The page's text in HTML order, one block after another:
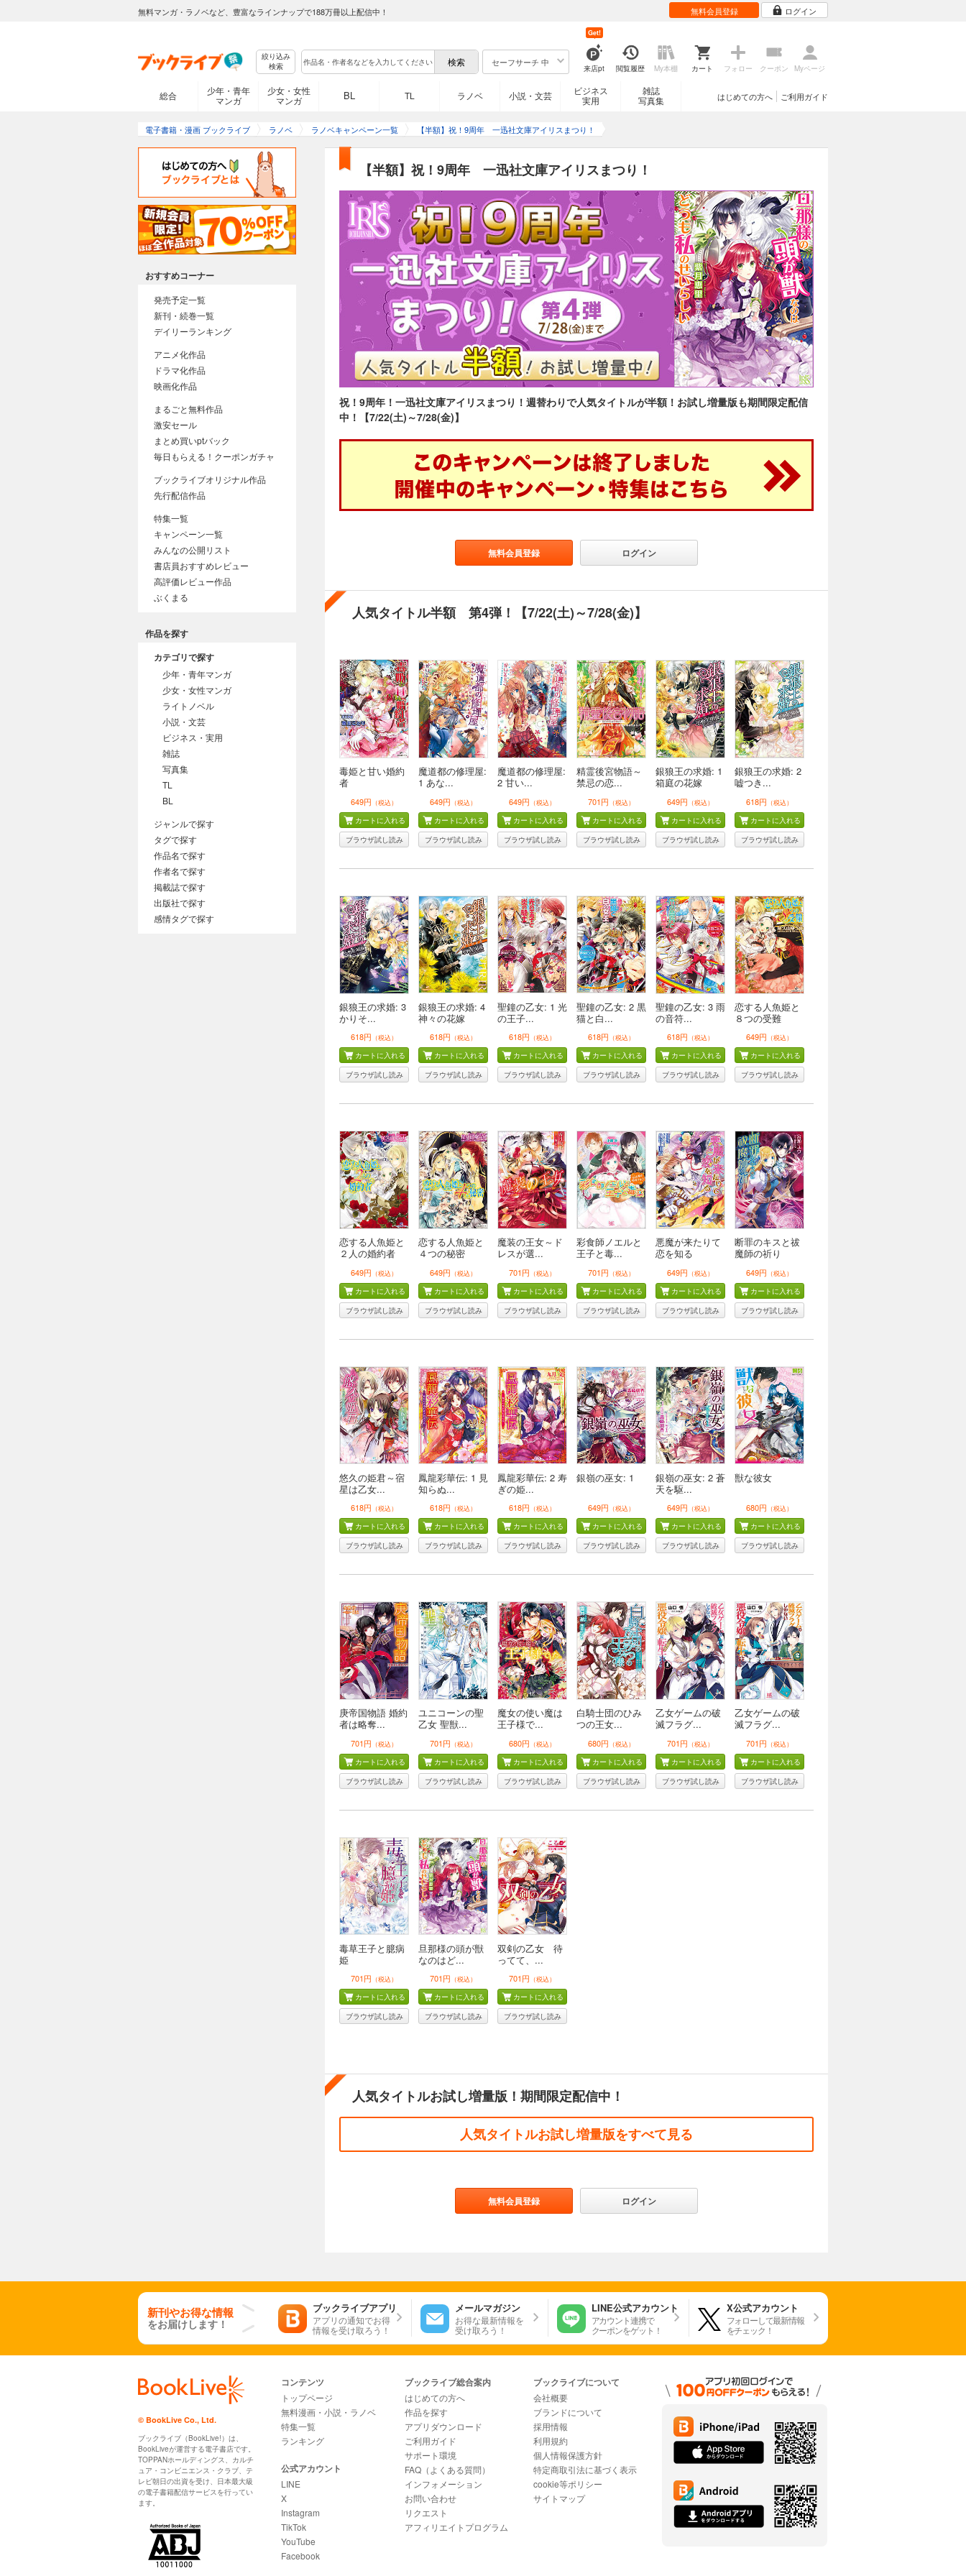
無料マンガ・ラノベなど、豊富なラインナップで188万冊以上配信中！ 無料会員登録 ログイン
絞り込み
検索
セーフサーチ 中
来店pt
Get!
閲覧履歴 My本棚 カート フォロー クーポン Myページ
総合
少年・青年
マンガ
少女・女性
マンガ
BL TL ラノベ 小説・文芸
ビジネス
実用
雑誌
写真集
ご利用ガイド
はじめての方へ
電子書籍・漫画 ブックライブ ラノベ ラノベキャンペーン一覧 【半額】祝！9周年 一迅社文庫アイリスまつり！
おすすめコーナー
発売予定一覧
新刊・続巻一覧
デイリーランキング
アニメ化作品
ドラマ化作品
映画化作品
まるごと無料作品
激安セール
まとめ買いptバック
毎日もらえる！クーポンガチャ
ブックライブオリジナル作品
先行配信作品
特集一覧
キャンペーン一覧
みんなの公開リスト
書店員おすすめレビュー
高評価レビュー作品
ぶくまる
作品を探す
カテゴリで探す
少年・青年マンガ
少女・女性マンガ
ライトノベル
小説・文芸
ビジネス・実用
雑誌
写真集
TL
BL
ジャンルで探す
タグで探す
作品名で探す
作者名で探す
掲載誌で探す
出版社で探す
感情タグで探す
【半額】祝！9周年 一迅社文庫アイリスまつり！
祝！9周年！一迅社文庫アイリスまつり！週替わりで人気タイトルが半額！お試し増量版も期間限定配信
中！【7/22(土)～7/28(金)】
無料会員登録 ログイン
人気タイトル半額 第4弾！【7/22(土)～7/28(金)】
毒姫と甘い婚約
者
649円 （税込）
カートに入れる
ブラウザ試し読み
魔道都の修理屋:
1 あな...
649円 （税込）
カートに入れる
ブラウザ試し読み
魔道都の修理屋:
2 甘い...
649円 （税込）
カートに入れる
ブラウザ試し読み
精霊後宮物語～
禁忌の恋...
701円 （税込）
カートに入れる
ブラウザ試し読み
銀狼王の求婚: 1
箱庭の花嫁
649円 （税込）
カートに入れる
ブラウザ試し読み
銀狼王の求婚: 2
嘘つき...
618円 （税込）
カートに入れる
ブラウザ試し読み
銀狼王の求婚: 3
かりそ...
618円 （税込）
カートに入れる
ブラウザ試し読み
銀狼王の求婚: 4
神々の花嫁
618円 （税込）
カートに入れる
ブラウザ試し読み
聖鐘の乙女: 1 光
の王子...
618円 （税込）
カートに入れる
ブラウザ試し読み
聖鐘の乙女: 2 黒
猫と白...
618円 （税込）
カートに入れる
ブラウザ試し読み
聖鐘の乙女: 3 雨
の音符...
618円 （税込）
カートに入れる
ブラウザ試し読み
恋する人魚姫と
８つの受難
649円 （税込）
カートに入れる
ブラウザ試し読み
恋する人魚姫と
２人の婚約者
649円 （税込）
カートに入れる
ブラウザ試し読み
恋する人魚姫と
４つの秘密
649円 （税込）
カートに入れる
ブラウザ試し読み
魔装の王女～ド
レスが選...
701円 （税込）
カートに入れる
ブラウザ試し読み
彩食師ノエルと
王子と毒...
701円 （税込）
カートに入れる
ブラウザ試し読み
悪魔が来たりて
恋を知る
649円 （税込）
カートに入れる
ブラウザ試し読み
断罪のキスと祓
魔師の祈り
649円 （税込）
カートに入れる
ブラウザ試し読み
悠久の姫君～宿
星は乙女...
618円 （税込）
カートに入れる
ブラウザ試し読み
鳳龍彩華伝: 1 見
知らぬ...
618円 （税込）
カートに入れる
ブラウザ試し読み
鳳龍彩華伝: 2 寿
ぎの姫...
618円 （税込）
カートに入れる
ブラウザ試し読み
銀嶺の巫女: 1
649円 （税込）
カートに入れる
ブラウザ試し読み
銀嶺の巫女: 2 蒼
天を駆...
649円 （税込）
カートに入れる
ブラウザ試し読み
獣な彼女
680円 （税込）
カートに入れる
ブラウザ試し読み
庚帝国物語 婚約
者は略奪...
701円 （税込）
カートに入れる
ブラウザ試し読み
ユニコーンの聖
乙女 聖獣...
701円 （税込）
カートに入れる
ブラウザ試し読み
魔女の使い魔は
王子様で...
680円 （税込）
カートに入れる
ブラウザ試し読み
白騎士団のひみ
つの王女...
680円 （税込）
カートに入れる
ブラウザ試し読み
乙女ゲームの破
滅フラグ...
701円 （税込）
カートに入れる
ブラウザ試し読み
乙女ゲームの破
滅フラグ...
701円 （税込）
カートに入れる
ブラウザ試し読み
毒草王子と臆病
姫
701円 （税込）
カートに入れる
ブラウザ試し読み
旦那様の頭が獣
なのはど...
701円 （税込）
カートに入れる
ブラウザ試し読み
双剣の乙女 待
ってて、...
701円 （税込）
カートに入れる
ブラウザ試し読み
人気タイトルお試し増量版！期間限定配信中！
人気タイトルお試し増量版をすべて見る
無料会員登録 ログイン
新刊やお得な情報
をお届けします！
ブックライブアプリ
アプリの通知でお得
情報を受け取ろう！
メールマガジン
お得な最新情報を
受け取ろう！
LINE公式アカウント
アカウント連携で
クーポンをゲット！
X公式アカウント
フォローして最新情報
をチェック！
© BookLive Co., Ltd.
ブックライブ（BookLive!）は、
BookLiveが運営する電子書店です。
TOPPANホールディングス、カルチ
ュア・コンビニエンス・クラブ、テ
レビ朝日の出資を受け、日本最大級
の電子書籍配信サービスを行ってい
ます。
コンテンツ
トップページ
無料漫画・小説・ラノベ
特集一覧
ランキング
公式アカウント
LINE
X
Instagram
TikTok
YouTube
Facebook
ブックライブ総合案内
はじめての方へ
作品を探す
アプリダウンロード
ご利用ガイド
サポート環境
FAQ（よくある質問）
インフォメーション
お問い合わせ
リクエスト
アフィリエイトプログラム
ブックライブについて
会社概要
ブランドについて
採用情報
利用規約
個人情報保護方針
特定商取引法に基づく表示
cookie等ポリシー
サイトマップ